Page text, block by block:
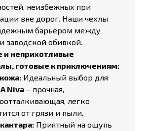
неизбежных при
вне дорог. Наши чехлы
барьером между
заводской обивкой.
и неприхотливые
готовые к приключениям:
Идеальный выбор для
Niva – прочная,
легко
от грязи и пыли.
Приятный на ощупь